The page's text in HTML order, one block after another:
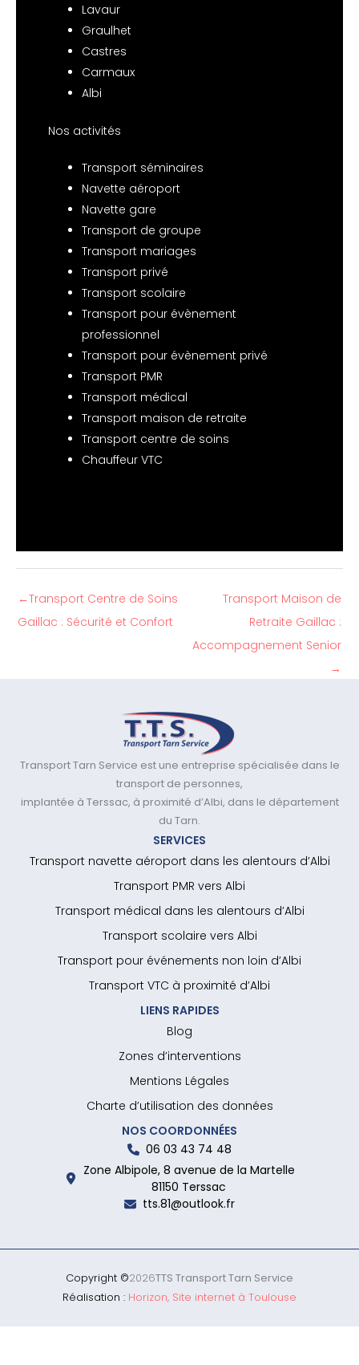
Lavaur
Graulhet
Castres
Carmaux
Albi
Nos activités
Transport séminaires
Navette aéroport
Navette gare
Transport de groupe
Transport mariages
Transport privé
Transport scolaire
Transport pour évènement
professionnel
Transport pour évènement privé
Transport PMR
Transport médical
Transport maison de retraite
Transport centre de soins
Chauffeur VTC
←Transport Centre de Soins
Gaillac : Sécurité et Confort
Transport Maison de
Retraite Gaillac :
Accompagnement Senior
→
Transport Tarn Service est une entreprise spécialisée dans le
transport de personnes,
implantée à Terssac, à proximité d’Albi, dans le département
du Tarn.
SERVICES
Transport navette aéroport dans les alentours d’Albi
Transport PMR vers Albi
Transport médical dans les alentours d’Albi
Transport scolaire vers Albi
Transport pour événements non loin d’Albi
Transport VTC à proximité d’Albi
LIENS RAPIDES
Blog
Zones d’interventions
Mentions Légales
Charte d’utilisation des données
NOS COORDONNÉES
06 03 43 74 48
Zone Albipole, 8 avenue de la Martelle
81150 Terssac
tts.81@outlook.fr
Copyright ©2026TTS Transport Tarn Service
Réalisation : Horizon, Site internet à Toulouse